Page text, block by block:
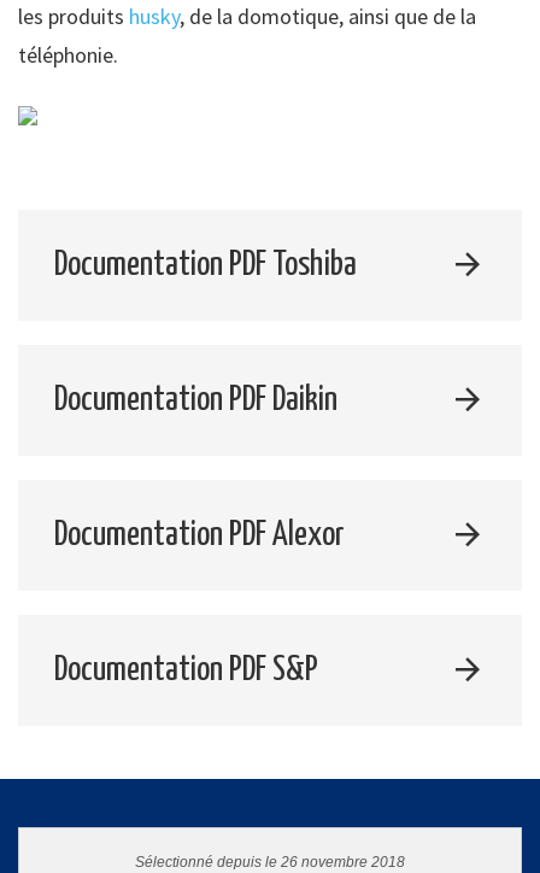
les produits husky, de la domotique, ainsi que de la
téléphonie.
Documentation PDF Toshiba
Documentation PDF Daikin
Documentation PDF Alexor
Documentation PDF S&P
Sélectionné depuis le 26 novembre 2018